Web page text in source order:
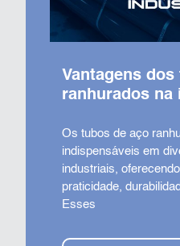
Vantagens
ranhurados na
Os tubos de aço
indispensáveis em
industriais,
praticidade,
Esses